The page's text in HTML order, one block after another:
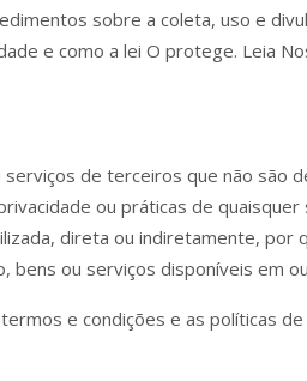
sobre a coleta, uso e
e como a lei O protege. Leia
de terceiros que não são
ou práticas de
direta ou indiretamente,
bens ou serviços disponíveis em
e condições e as políticas